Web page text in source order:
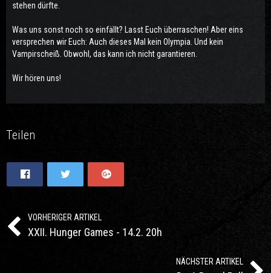
stehen dürfte.
Was uns sonst noch so einfällt? Lasst Euch überraschen! Aber eins
versprechen wir Euch: Auch dieses Mal kein Olympia. Und kein
Vampirscheiß. Obwohl, das kann ich nicht garantieren.
Wir hören uns!
Teilen
VORHERIGER ARTIKEL
XXII. Hunger Games - 14.2. 20h
NÄCHSTER ARTIKEL